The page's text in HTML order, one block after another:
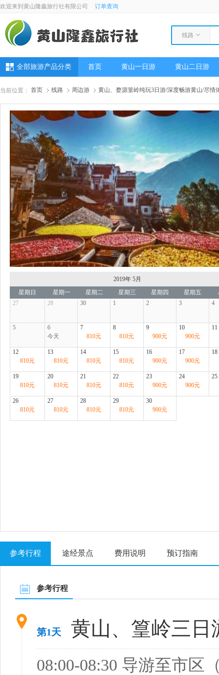
欢迎来到黄山隆鑫旅行社有限公司 订单查询
线路
全部旅游产品分类 首页 黄山一日游 黄山二日游
当前位置： 首页 线路 周边游 黄山、婺源篁岭纯玩3日游/深度畅游黄山/尽情
星期日 星期一 星期二 星期三 星期四 星期五
2019年 5月
27 28 30 1 2 3 4
5
6
今天
7
810元
8
810元
9
900元
10
900元
11
12
810元
13
810元
14
810元
15
810元
16
900元
17
900元
18
19
810元
20
810元
21
810元
22
810元
23
900元
24
900元
25
26
810元
27
810元
28
810元
29
810元
30
900元
参考行程 途经景点 费用说明 预订指南
参考行程
第1天 黄山、篁岭三日
08:00-08:30 导游至市区